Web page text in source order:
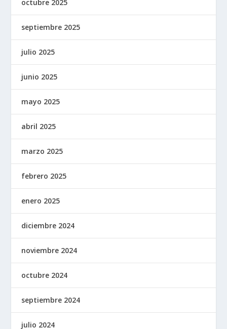
octubre 2025
septiembre 2025
julio 2025
junio 2025
mayo 2025
abril 2025
marzo 2025
febrero 2025
enero 2025
diciembre 2024
noviembre 2024
octubre 2024
septiembre 2024
julio 2024